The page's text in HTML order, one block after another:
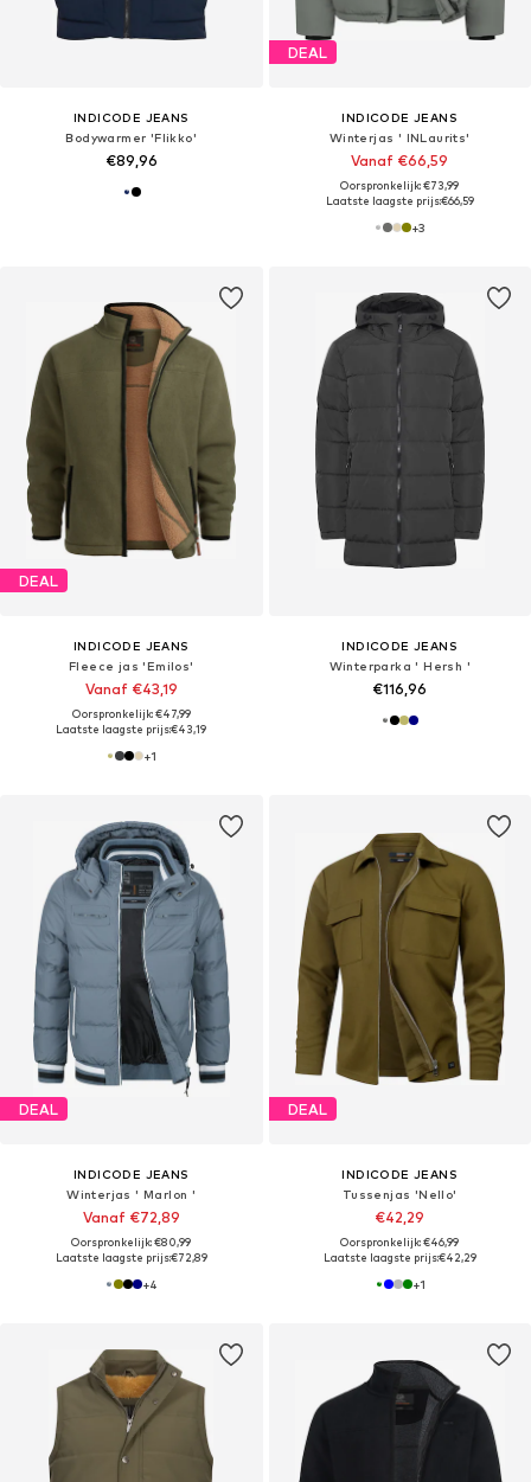
INDICODE JEANS
Bodywarmer 'Flikko'
€89,96
DEAL
INDICODE JEANS
Winterjas ' INLaurits'
Vanaf €66,59
Oorspronkelijk: €73,99
Laatste laagste prijs:€66,59
+3
DEAL
INDICODE JEANS
Fleece jas 'Emilos'
Vanaf €43,19
Oorspronkelijk: €47,99
Laatste laagste prijs:€43,19
+1
INDICODE JEANS
Winterparka ' Hersh '
€116,96
DEAL
INDICODE JEANS
Winterjas ' Marlon '
Vanaf €72,89
Oorspronkelijk: €80,99
Laatste laagste prijs:€72,89
+4
DEAL
INDICODE JEANS
Tussenjas 'Nello'
€42,29
Oorspronkelijk: €46,99
Laatste laagste prijs:€42,29
+1